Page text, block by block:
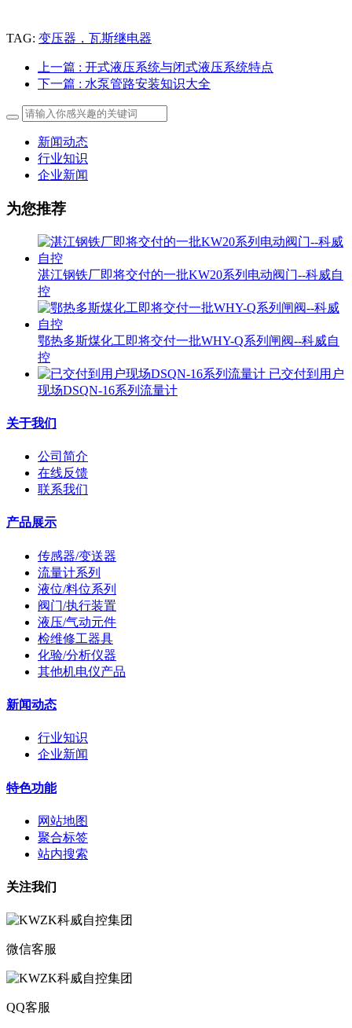
TAG: 变压器，瓦斯继电器
上一篇 : 开式液压系统与闭式液压系统特点
下一篇 : 水泵管路安装知识大全
新闻动态
行业知识
企业新闻
为您推荐
湛江钢铁厂即将交付的一批KW20系列电动阀门--科威自
控
鄂热多斯煤化工即将交付一批WHY-Q系列闸阀--科威自
控
已交付到用户
现场DSQN-16系列流量计
关于我们
公司简介
在线反馈
联系我们
产品展示
传感器/变送器
流量计系列
液位/料位系列
阀门/执行装置
液压/气动元件
检维修工器具
化验/分析仪器
其他机电仪产品
新闻动态
行业知识
企业新闻
特色功能
网站地图
聚合标签
站内搜索
关注我们
微信客服
QQ客服